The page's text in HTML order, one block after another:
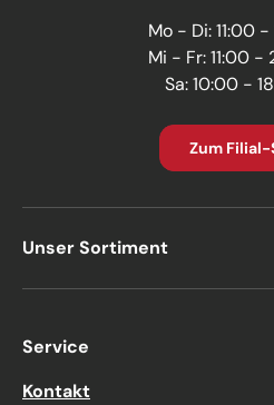
Mo - Di: 11:00
Mi - Fr: 11:00 -
Sa: 10:00 -
Zum Filial-
Unser Sortiment
Service
Kontakt